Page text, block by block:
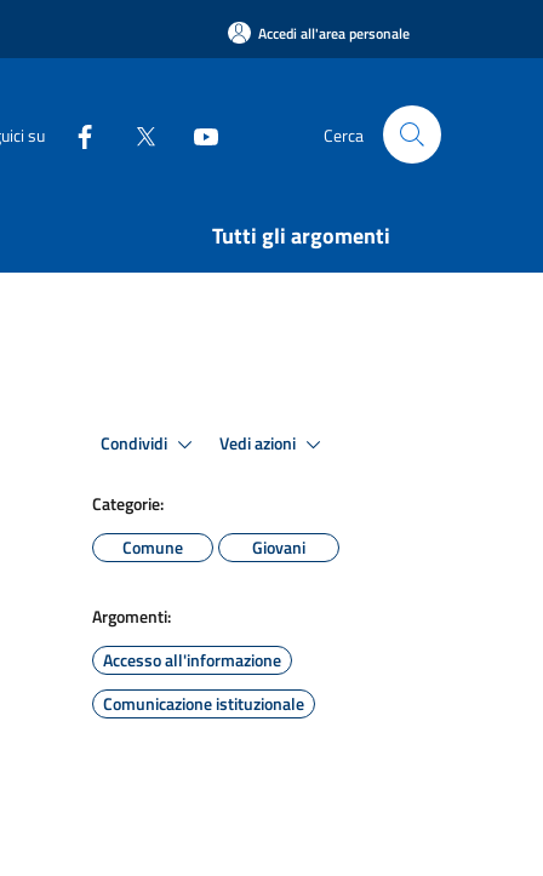
Accedi all'area personale
su Cerca
Tutti gli argomenti
Condividi Vedi azioni
Categorie:
Comune
Giovani
Argomenti:
Accesso all'informazione
Comunicazione istituzionale